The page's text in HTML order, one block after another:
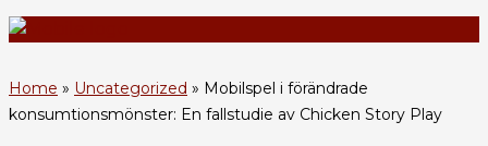
Home » Uncategorized » Mobilspel i förändrade
konsumtionsmönster: En fallstudie av Chicken Story Play